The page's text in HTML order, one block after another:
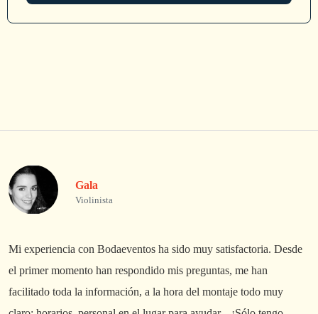
Gala
Violinista
Mi experiencia con Bodaeventos ha sido muy satisfactoria. Desde
el primer momento han respondido mis preguntas, me han
facilitado toda la información, a la hora del montaje todo muy